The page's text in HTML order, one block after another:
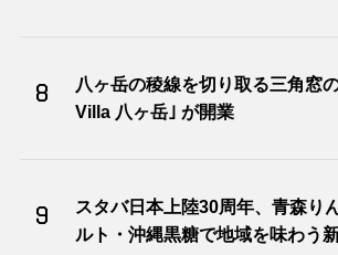
8
八ヶ岳の稜線を切り取る三角窓
Villa 八ヶ岳｣ が開業
9
スタバ日本上陸30周年、青森り
ルト・沖縄黒糖で地域を味わう